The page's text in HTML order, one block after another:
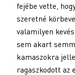
fejébe vette,
szeretné
valamilyen
sem akart
kamaszokra
ragaszkodott az